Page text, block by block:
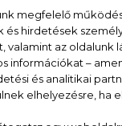
A
tökéletesen
az
ragadó